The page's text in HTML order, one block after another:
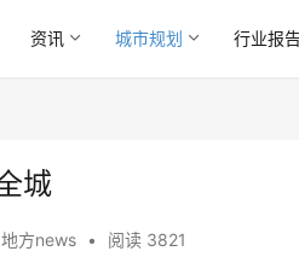
资讯 城市规划 行业报
城
地方news • 阅读 3821